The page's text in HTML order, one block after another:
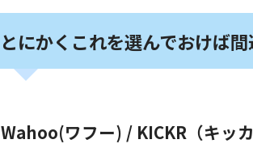
とにかくこれを選んでおけば
Wahoo(ワフー) / KICKR（キッ